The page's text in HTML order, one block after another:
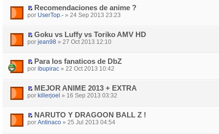
Recomendaciones de anime ?
por UserTop.- » 24 Sep 2013 23:23
Goku vs Luffy vs Toriko AMV HD
por jean98 » 27 Oct 2013 12:10
Para los fanaticos de DbZ
por ibupirac » 22 Oct 2013 10:42
MEJOR ANIME 2013 + EXTRA
por killerjoel » 16 Sep 2013 03:32
NARUTO Y DRAGOON BALL Z !
por Antinaco » 25 Jul 2013 04:54